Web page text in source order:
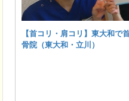
【首コリ・肩コリ】東大和で
骨院（東大和・立川）